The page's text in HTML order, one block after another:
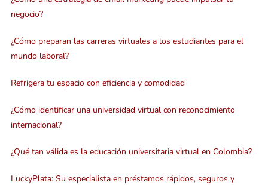
negocio?
¿Cómo preparan las carreras virtuales a los estudiantes para el
mundo laboral?
Refrigera tu espacio con eficiencia y comodidad
¿Cómo identificar una universidad virtual con reconocimiento
internacional?
¿Qué tan válida es la educación universitaria virtual en Colombia?
LuckyPlata: Su especialista en préstamos rápidos, seguros y